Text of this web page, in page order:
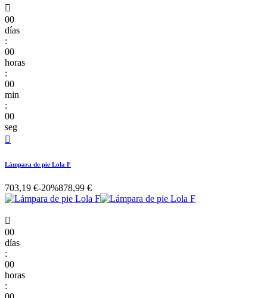

00
días
:
00
horas
:
00
min
:
00
seg

Lámpara de pie Lola F
703,19 €-20%878,99 €

00
días
:
00
horas
: